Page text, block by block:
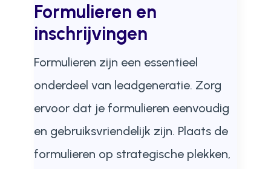
Formulieren en
inschrijvingen
Formulieren zijn een essentieel
onderdeel van leadgeneratie. Zorg
ervoor dat je formulieren eenvoudig
en gebruiksvriendelijk zijn. Plaats de
formulieren op strategische plekken,